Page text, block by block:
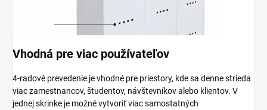
Vhodná pre viac používateľov
4-radové prevedenie je vhodné pre priestory, kde sa denne strieda
viac zamestnancov, študentov, návštevníkov alebo klientov. V
jednej skrinke je možné vytvoriť viac samostatných